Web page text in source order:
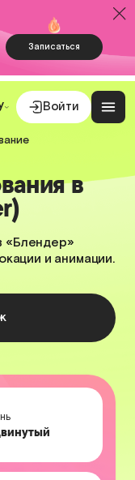
Войти
Записаться
в
«Блендер»
и анимации.